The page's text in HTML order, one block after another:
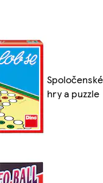
Spoločenské
hry a puzzle